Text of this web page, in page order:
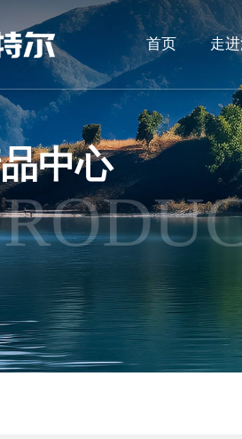
首页 走
中心